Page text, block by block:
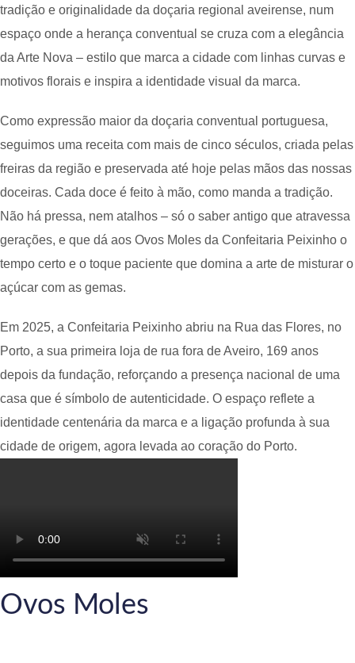
tradição e originalidade da doçaria regional aveirense, num
espaço onde a herança conventual se cruza com a elegância
da Arte Nova – estilo que marca a cidade com linhas curvas e
motivos florais e inspira a identidade visual da marca.
Como expressão maior da doçaria conventual portuguesa,
seguimos uma receita com mais de cinco séculos, criada pelas
freiras da região e preservada até hoje pelas mãos das nossas
doceiras. Cada doce é feito à mão, como manda a tradição.
Não há pressa, nem atalhos – só o saber antigo que atravessa
gerações, e que dá aos Ovos Moles da Confeitaria Peixinho o
tempo certo e o toque paciente que domina a arte de misturar o
açúcar com as gemas.
Em 2025, a Confeitaria Peixinho abriu na Rua das Flores, no
Porto, a sua primeira loja de rua fora de Aveiro, 169 anos
depois da fundação, reforçando a presença nacional de uma
casa que é símbolo de autenticidade. O espaço reflete a
identidade centenária da marca e a ligação profunda à sua
cidade de origem, agora levada ao coração do Porto.
Ovos Moles